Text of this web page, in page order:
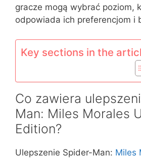
gracze mogą wybrać poziom,
odpowiada ich preferencjom i
Key sections in the
Co zawiera
Man: Miles Morales
Edition?
Ulepszenie Spider-Man: Miles